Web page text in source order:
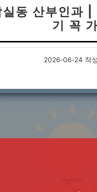
동 산부인과
기 꼭
2026-06-24 작